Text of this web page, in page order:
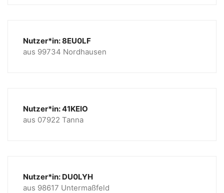
Nutzer*in: 8EU0LF
aus 99734 Nordhausen
Nutzer*in: 41KEIO
aus 07922 Tanna
Nutzer*in: DU0LYH
aus 98617 Untermaßfeld